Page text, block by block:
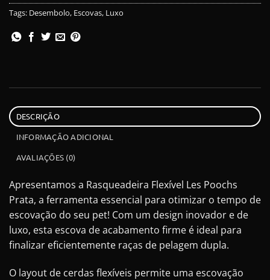
Tags: Desembolo, Escovas, Luxo
DESCRIÇÃO
INFORMAÇÃO ADICIONAL
AVALIAÇÕES (0)
Apresentamos a Rasqueadeira Flexível Les Poochs
Prata, a ferramenta essencial para otimizar o tempo de
escovação do seu pet! Com um design inovador e de
luxo, esta escova de acabamento firme é ideal para
finalizar eficientemente raças de pelagem dupla.
O layout de cerdas flexíveis permite uma escovação